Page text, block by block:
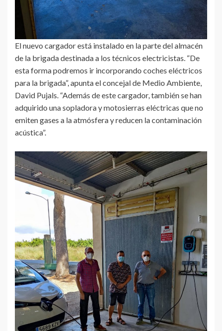
El nuevo cargador está instalado en la parte del almacén
de la brigada destinada a los técnicos electricistas. “De
esta forma podremos ir incorporando coches eléctricos
para la brigada”, apunta el concejal de Medio Ambiente,
David Pujals. “Además de este cargador, también se han
adquirido una sopladora y motosierras eléctricas que no
emiten gases a la atmósfera y reducen la contaminación
acústica”.